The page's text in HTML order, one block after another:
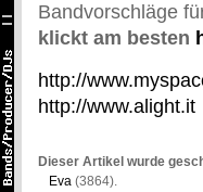
Bandvorschläge
klickt am besten
http://
http://www.alight.it
Dieser Artikel wurde
Eva (3864).